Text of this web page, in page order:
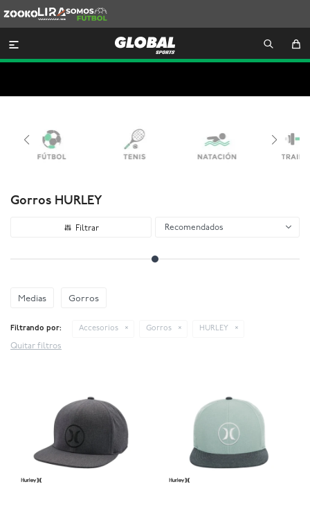
Lira
Somos
Futbol

Gorros HURLEY
Recomendados
Medias Gorros
Filtrando por: Accesorios Gorros HURLEY
Quitar filtros